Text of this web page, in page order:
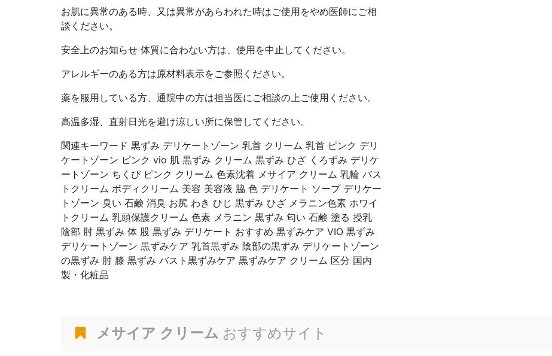
お肌に異常のある時、又は異常があらわれた時はご使用をやめ医師にご相
談ください。
安全上のお知らせ 体質に合わない方は、使用を中止してください。
アレルギーのある方は原材料表示をご参照ください。
薬を服用している方、通院中の方は担当医にご相談の上ご使用ください。
高温多湿、直射日光を避け涼しい所に保管してください。
関連キーワード 黒ずみ デリケートゾーン 乳首 クリーム 乳首 ピンク デリ
ケートゾーン ピンク vio 肌 黒ずみ クリーム 黒ずみ ひざ くろずみ デリケ
ートゾーン ちくび ピンク クリーム 色素沈着 メサイア クリーム 乳輪 バス
トクリーム ボディクリーム 美容 美容液 脇 色 デリケート ソープ デリケー
トゾーン 臭い 石鹸 消臭 お尻 わき ひじ 黒ずみ ひざ メラニン色素 ホワイ
トクリーム 乳頭保護クリーム 色素 メラニン 黒ずみ 匂い 石鹸 塗る 授乳
陰部 肘 黒ずみ 体 股 黒ずみ デリケート おすすめ 黒ずみケア VIO 黒ずみ
デリケートゾーン 黒ずみケア 乳首黒ずみ 陰部の黒ずみ デリケートゾーン
の黒ずみ 肘 膝 黒ずみ バスト黒ずみケア 黒ずみケア クリーム 区分 国内
製・化粧品
メサイア クリーム おすすめサイト